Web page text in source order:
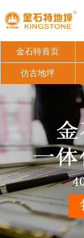
金石特首页
仿古地坪